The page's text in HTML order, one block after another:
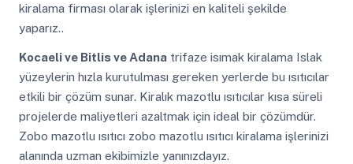
kiralama firması olarak işlerinizi en kaliteli şekilde
yaparız..
Kocaeli ve Bitlis ve Adanatrifaze isımak kiralama Islak
yüzeylerin hızla kurutulması gereken yerlerde bu ısıtıcılar
etkili bir çözüm sunar. Kiralık mazotlu ısıtıcılar kısa süreli
projelerde maliyetleri azaltmak için ideal bir çözümdür.
Zobo mazotlu ısıtıcı zobo mazotlu ısıtıcı kiralama işlerinizi
alanında uzman ekibimizle yanınızdayız.